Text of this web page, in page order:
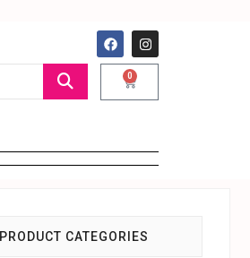
0
PRODUCT CATEGORIES